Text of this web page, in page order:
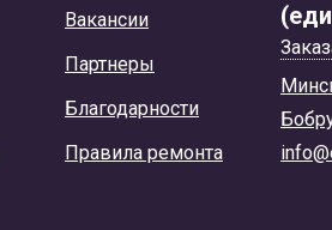
Вакансии
Партнеры
Благодарности
Правила ремонта